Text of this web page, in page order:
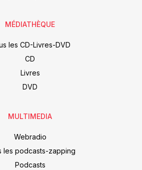
MÉDIATHÈQUE
les CD-Livres-DVD
CD
Livres
DVD
MULTIMEDIA
Webradio
les podcasts-zapping
Podcasts